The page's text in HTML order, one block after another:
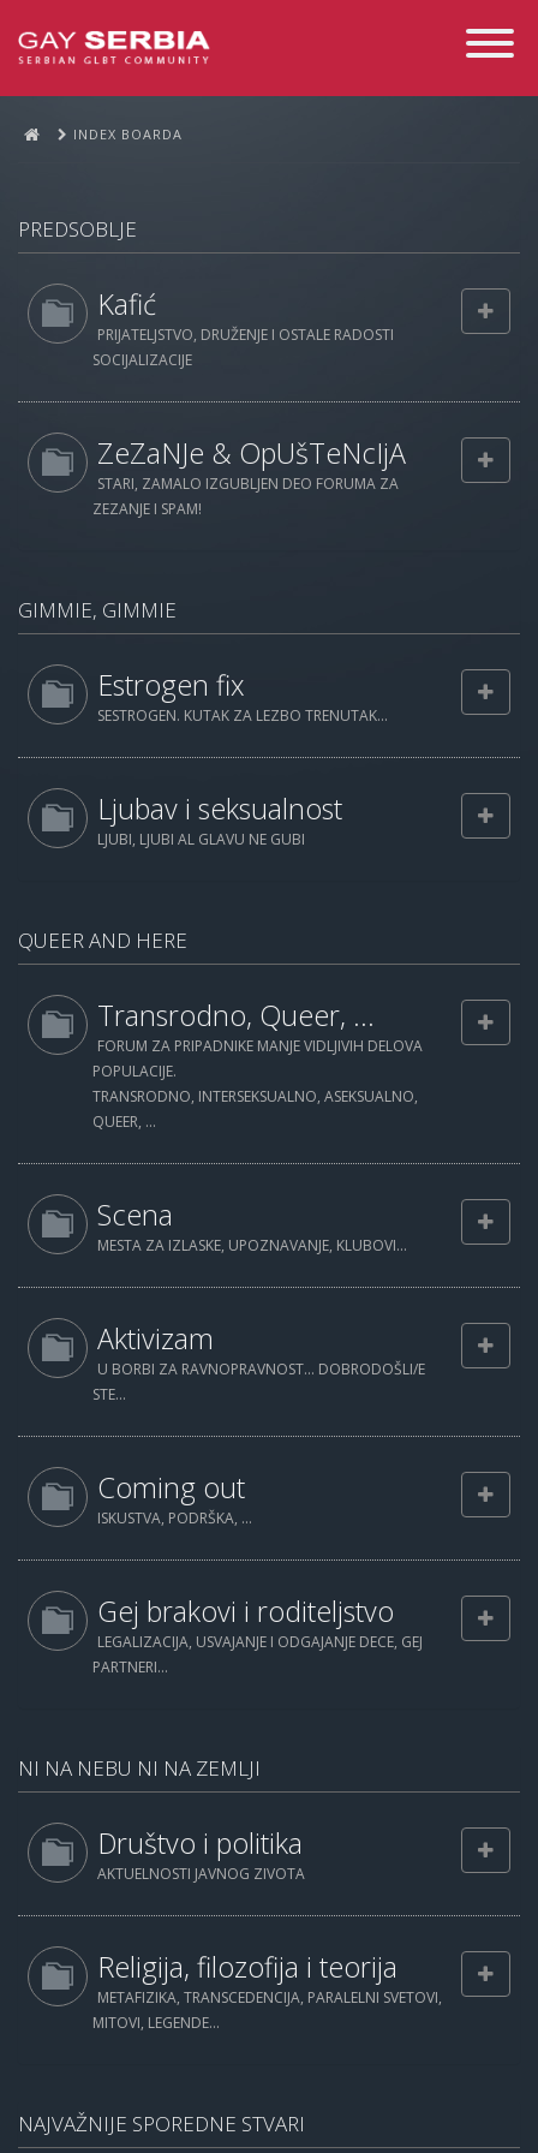
Toggle
INDEX BOARDA
PREDSOBLJE
Kafić
PRIJATELJSTVO, DRUŽENJE I OSTALE RADOSTI
SOCIJALIZACIJE
ZeZaNJe & OpUšTeNcIjA
STARI, ZAMALO IZGUBLJEN DEO FORUMA ZA
ZEZANJE I SPAM!
GIMMIE, GIMMIE
Estrogen fix
SESTROGEN. KUTAK ZA LEZBO TRENUTAK...
Ljubav i seksualnost
LJUBI, LJUBI AL GLAVU NE GUBI
QUEER AND HERE
Transrodno, Queer, ...
FORUM ZA PRIPADNIKE MANJE VIDLJIVIH DELOVA
POPULACIJE.
TRANSRODNO, INTERSEKSUALNO, ASEKSUALNO,
QUEER, ...
Scena
MESTA ZA IZLASKE, UPOZNAVANJE, KLUBOVI...
Aktivizam
U BORBI ZA RAVNOPRAVNOST... DOBRODOŠLI/E
STE...
Coming out
ISKUSTVA, PODRŠKA, ...
Gej brakovi i roditeljstvo
LEGALIZACIJA, USVAJANJE I ODGAJANJE DECE, GEJ
PARTNERI...
NI NA NEBU NI NA ZEMLJI
Društvo i politika
AKTUELNOSTI JAVNOG ZIVOTA
Religija, filozofija i teorija
METAFIZIKA, TRANSCEDENCIJA, PARALELNI SVETOVI,
MITOVI, LEGENDE...
NAJVAŽNIJE SPOREDNE STVARI